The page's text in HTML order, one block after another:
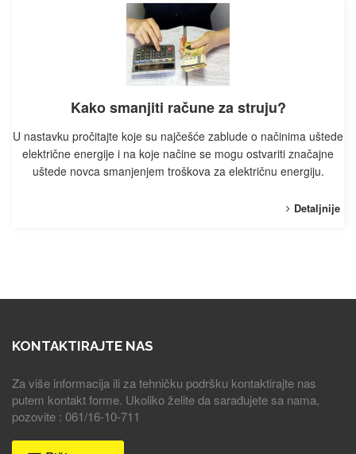
Kako smanjiti račune za struju?
U nastavku pročitajte koje su najčešće zablude o načinima uštede
električne energije i na koje načine se mogu ostvariti značajne
uštede novca smanjenjem troškova za električnu energiju.
Detaljnije
KONTAKTIRAJTE NAS
Za više informacija ili za tehničku podršku kontaktirajte nas
putem kontakt forme. Ukoliko želite da sarađujete sa nama,
pozovite : 061/16-10-711